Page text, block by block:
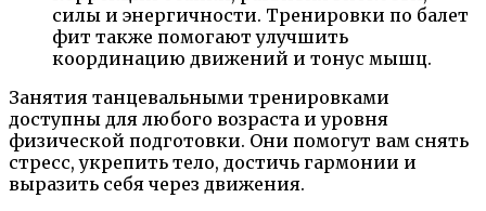
силы и энергичности. Тренировки по балет
фит также помогают улучшить
координацию движений и тонус мышц.
Занятия танцевальными тренировками
доступны для любого возраста и уровня
физической подготовки. Они помогут вам снять
стресс, укрепить тело, достичь гармонии и
выразить себя через движения.